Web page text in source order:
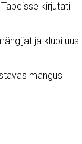
kirjutati
ja klubi uus
mängus